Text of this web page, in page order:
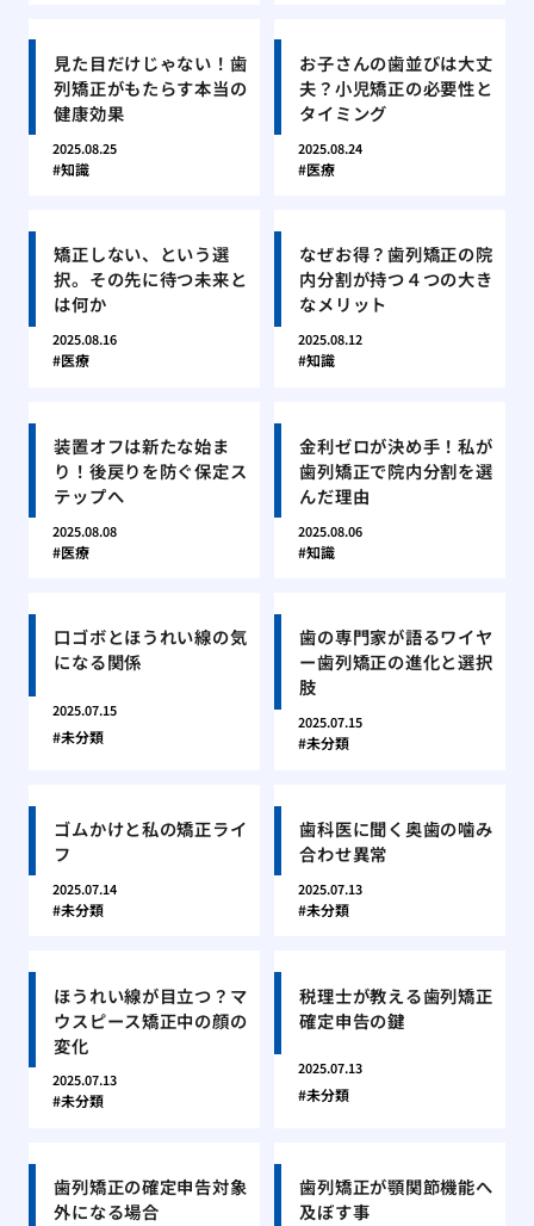
見た目だけじゃない！歯
列矯正がもたらす本当の
健康効果
2025.08.25
知識
お子さんの歯並びは大丈
夫？小児矯正の必要性と
タイミング
2025.08.24
医療
矯正しない、という選
択。その先に待つ未来と
は何か
2025.08.16
医療
なぜお得？歯列矯正の院
内分割が持つ４つの大き
なメリット
2025.08.12
知識
装置オフは新たな始ま
り！後戻りを防ぐ保定ス
テップへ
2025.08.08
医療
金利ゼロが決め手！私が
歯列矯正で院内分割を選
んだ理由
2025.08.06
知識
口ゴボとほうれい線の気
になる関係
2025.07.15
未分類
歯の専門家が語るワイヤ
ー歯列矯正の進化と選択
肢
2025.07.15
未分類
ゴムかけと私の矯正ライ
フ
2025.07.14
未分類
歯科医に聞く奥歯の噛み
合わせ異常
2025.07.13
未分類
ほうれい線が目立つ？マ
ウスピース矯正中の顔の
変化
2025.07.13
未分類
税理士が教える歯列矯正
確定申告の鍵
2025.07.13
未分類
歯列矯正の確定申告対象
外になる場合
歯列矯正が顎関節機能へ
及ぼす事